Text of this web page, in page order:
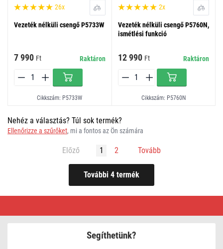
26x
Vezeték nélküli csengő P5733W
7 990 Ft Raktáron
Cikkszám: P5733W
2x
Vezeték nélküli csengő P5760N,
ismétlési funkció
12 990 Ft Raktáron
Cikkszám: P5760N
Nehéz a választás? Túl sok termék?
Ellenőrizze a szűrőket, mi a fontos az Ön számára
Előző 1 2 Tovább
Segíthetünk?